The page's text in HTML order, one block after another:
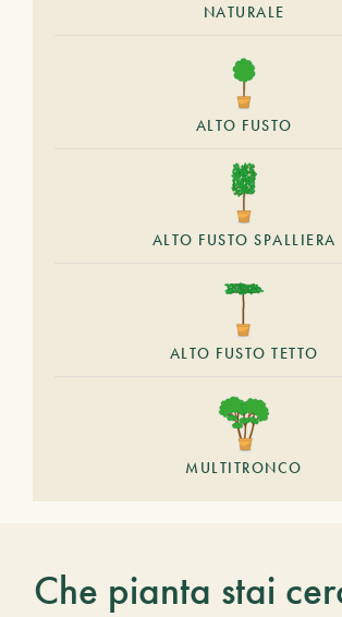
NATURALE
ALTO FUSTO
ALTO FUSTO SPALLIERA
ALTO FUSTO TETTO
MULTITRONCO
Che pianta stai